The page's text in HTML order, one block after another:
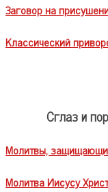
Заговор на
Классический
Сглаз и
Молитвы,
Молитва Иисусу